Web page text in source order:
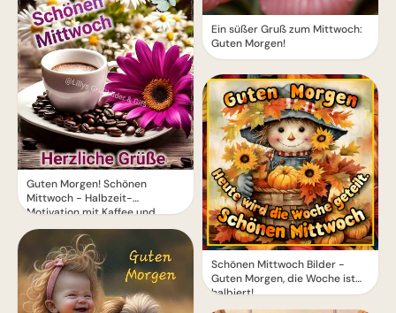
Guten Morgen! Schönen
Mittwoch - Halbzeit-
Motivation mit Kaffee und
Blumen
Ein süßer Gruß zum Mittwoch:
Guten Morgen!
Schönen Mittwoch Bilder -
Guten Morgen, die Woche ist
halbiert!